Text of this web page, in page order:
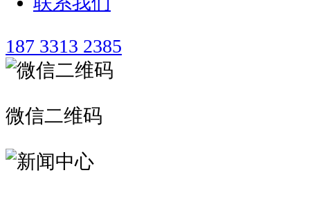
187 3313 2385
微信二维码